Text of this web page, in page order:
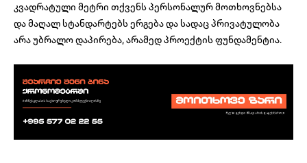
კვადრატული მეტრი თქვენს პერსონალურ მოთხოვნებსა
და მაღალ სტანდარტებს ერგება და სადაც პრივატულობა
არა უბრალო დაპირება, არამედ პროექტის ფუნდამენტია.